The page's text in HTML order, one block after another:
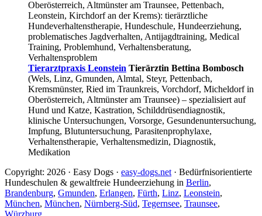
Oberösterreich, Altmünster am Traunsee, Pettenbach,
Leonstein, Kirchdorf an der Krems): tierärztliche
Hundeverhaltenstherapie, Hundeschule, Hundeerziehung,
problematisches Jagdverhalten, Antijagdtraining, Medical
Training, Problemhund, Verhaltensberatung,
Verhaltensproblem
Tierarztpraxis Leonstein Tierärztin Bettina Bombosch
(Wels, Linz, Gmunden, Almtal, Steyr, Pettenbach,
Kremsmünster, Ried im Traunkreis, Vorchdorf, Micheldorf in
Oberösterreich, Altmünster am Traunsee) – spezialisiert auf
Hund und Katze, Kastration, Schilddrüsendiagnostik,
klinische Untersuchungen, Vorsorge, Gesundenuntersuchung,
Impfung, Blutuntersuchung, Parasitenprophylaxe,
Verhaltenstherapie, Verhaltensmedizin, Diagnostik,
Medikation
Copyright: 2026 · Easy Dogs · easy-dogs.net · Bedürfnisorientierte
Hundeschulen & gewaltfreie Hundeerziehung in Berlin,
Brandenburg, Gmunden, Erlangen, Fürth, Linz, Leonstein,
München, München, Nürnberg-Süd, Tegernsee, Traunsee,
Würzburg